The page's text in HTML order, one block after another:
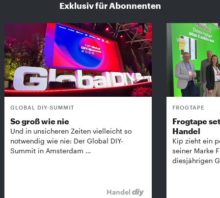
Exklusiv für Abonnenten
GLOBAL DIY-SUMMIT
So groß wie nie
Und in unsicheren Zeiten vielleicht so
notwendig wie nie: Der Global DIY-
Summit in Amsterdam …
Handel
FROGTAPE
Frogtape
Handel
Kip zieht ein
seiner Marke
diesjährigen